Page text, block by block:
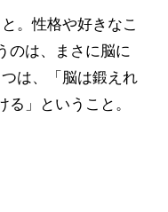
。性格や好きなこ
のは、まさに脳に
は、「脳は鍛えれ
」ということ。